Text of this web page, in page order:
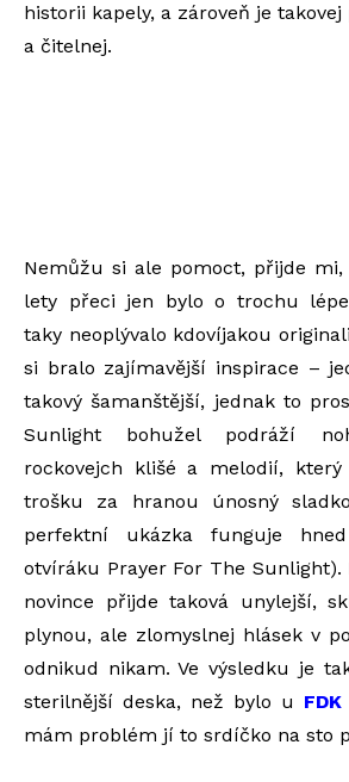
historii kapely, a zároveň je
a čitelnej.
Nemůžu si ale pomoct, přijde
lety přeci jen bylo o trochu
taky neoplývalo kdovíjakou
si bralo zajímavější inspirace –
takový šamanštější, jednak to
Sunlight bohužel podráží
rockovejch klišé a melodií,
trošku za hranou únosný
perfektní ukázka funguje
otvíráku Prayer For The
novince přijde taková unylejší,
plynou, ale zlomyslnej hlásek v
odnikud nikam. Ve výsledku je
sterilnější deska, než bylo u FDK
mám problém jí to srdíčko na sto